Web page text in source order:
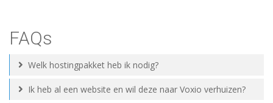
FAQs
Welk hostingpakket heb ik nodig?
Ik heb al een website en wil deze naar Voxio verhuizen?